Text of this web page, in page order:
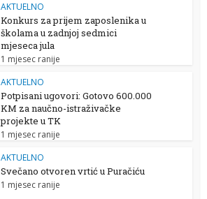
AKTUELNO
Konkurs za prijem zaposlenika u
školama u zadnjoj sedmici
mjeseca jula
1 mjesec ranije
AKTUELNO
Potpisani ugovori: Gotovo 600.000
KM za naučno-istraživačke
projekte u TK
1 mjesec ranije
AKTUELNO
Svečano otvoren vrtić u Puračiću
1 mjesec ranije